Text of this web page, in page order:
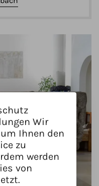
Wir
Ihnen den
zu
werden
von